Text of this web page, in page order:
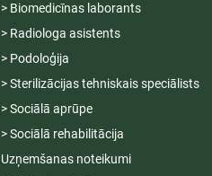
> Biomedicīnas laborants
> Radiologa asistents
> Podoloģija
> Sterilizācijas tehniskais speciālists
> Sociālā aprūpe
> Sociālā rehabilitācija
Uzņemšanas noteikumi